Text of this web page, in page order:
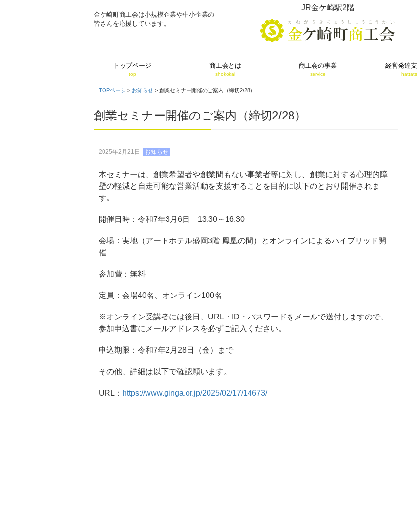
金ケ崎町商工会は小規模企業や中小企業の
皆さんを応援しています。
JR金ケ崎駅2階
トップページ
top
商工会とは
shokokai
商工会の事業
service
経営発達
TOPページ > お知らせ > 創業セミナー開催のご案内（締切2/28）
創業セミナー開催のご案内（締切2/28）
2025年2月21日 お知らせ
本セミナーは、創業希望者や創業間もない事業者等に対し、創業に対する心理的障
壁の軽減と自走可能な営業活動を支援することを目的に以下のとおり開催されま
す。
開催日時：令和7年3月6日 13:30～16:30
会場：実地（アートホテル盛岡3階 鳳凰の間）とオンラインによるハイブリッド開
催
参加費：無料
定員：会場40名、オンライン100名
※オンライン受講者には後日、URL・ID・パスワードをメールで送付しますので、
参加申込書にメールアドレスを必ずご記入ください。
申込期限：令和7年2月28日（金）まで
その他、詳細は以下で確認願います。
URL： https://www.ginga.or.jp/2025/02/17/14673/